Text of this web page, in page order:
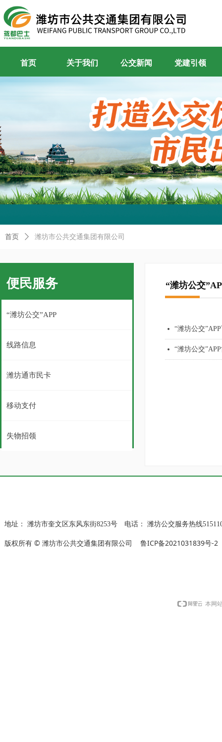
首页 关于我们 公交新闻 党建引领
首页 ꄲ 潍坊市公共交通集团有限公司
“潍坊公交
넸 “潍坊公交
넸 “潍坊公交
便民服务
“潍坊公交”APP
线路信息
潍坊通市民卡
移动支付
失物招领
地址： 潍坊市奎文区东风东街8253号 电话： 潍坊公交服务热线
版权所有 © 潍坊市公共交通集团有限公司 鲁ICP备2021031839号-2
本网